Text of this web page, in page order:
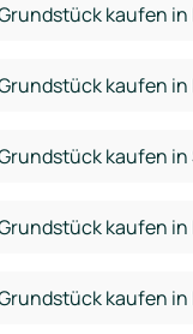
kaufen in
kaufen
kaufen
kaufen in
kaufen in